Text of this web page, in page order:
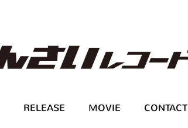
RELEASE MOVIE CONTACT